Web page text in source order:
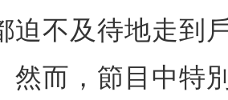
迫不及待地走到
然而，節目中特